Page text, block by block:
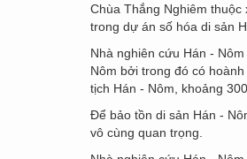
Chùa Thắng Nghiêm
trong dự án số hóa di sản
Nhà nghiên cứu Hán -
Nôm bởi trong đó có
tịch Hán - Nôm, khoảng 300
Để bảo tồn di sản Hán -
vô cùng quan trọng.